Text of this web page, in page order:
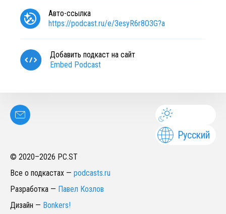
Авто-ссылка
https://podcast.ru/e/3esyR6r8O3G?a
Добавить подкаст на сайт
Embed Podcast
Русский
© 2020–2026 PC.ST
Все о подкастах — podcasts.ru
Разработка — Павел Козлов
Дизайн — Bonkers!